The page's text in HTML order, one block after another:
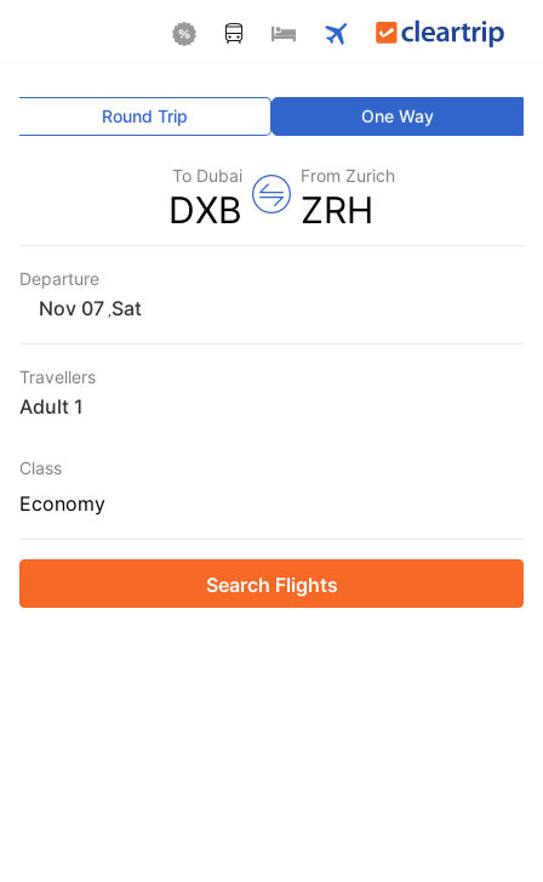
One Way
Round Trip
From Zurich
ZRH
To Dubai
DXB
Departure
Sat
Travellers
1 Adult
Class
Economy